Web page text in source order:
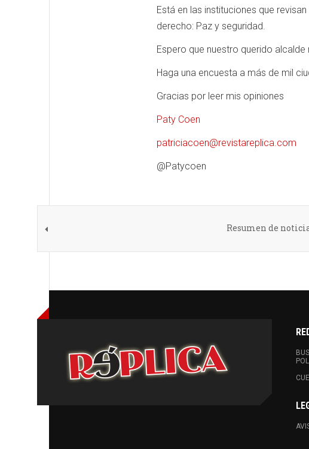
Está en las instituciones que
derecho: Paz y seguridad.
Espero que nuestro querido
Haga una encuesta a más de mil
Gracias por leer mis opiniones
Paty Coen
patriciacoen@revistareplica.com
@Patycoen
Resumen de